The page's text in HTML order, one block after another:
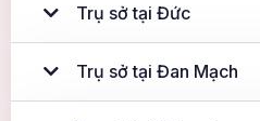
Trụ sở tại Đức
Trụ sở tại Đan Mạch